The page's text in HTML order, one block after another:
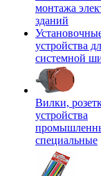
монтажа
зданий
устройства
системной
Вилки,
устройства
специальные